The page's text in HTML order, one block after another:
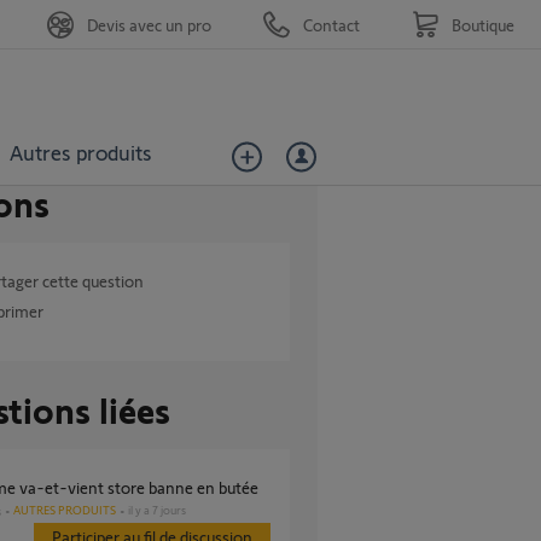
Autres produits
Devis avec un pro Contact Boutique
cette question
liées
va-et-vient store banne en butée
AUTRES PRODUITS il y a 7 jours
Participer au fil de discussion